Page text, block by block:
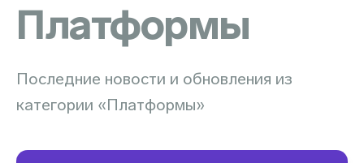
Платформы
Последние новости и обновления из
категории «Платформы»